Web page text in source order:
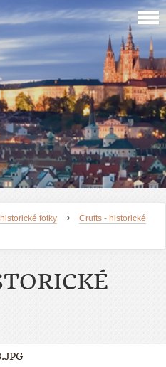
fotky ›
Crufts - historické